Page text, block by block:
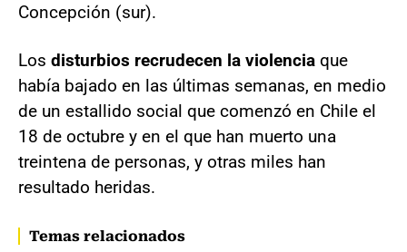
Concepción (sur).
Los disturbios recrudecen la violencia que
había bajado en las últimas semanas, en medio
de un estallido social que comenzó en Chile el
18 de octubre y en el que han muerto una
treintena de personas, y otras miles han
resultado heridas.
Temas relacionados